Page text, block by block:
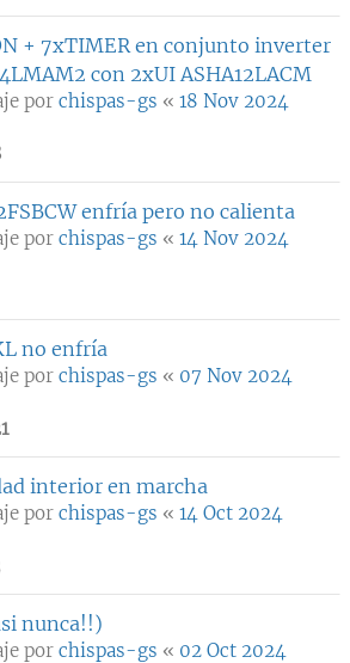
+ 7xTIMER en conjunto inverter
con 2xUI ASHA12LACM
por chispas-gs « 18 Nov 2024
enfría pero no calienta
por chispas-gs « 14 Nov 2024
no enfría
por chispas-gs « 07 Nov 2024
interior en marcha
por chispas-gs « 14 Oct 2024
nunca!!)
por chispas-gs « 02 Oct 2024